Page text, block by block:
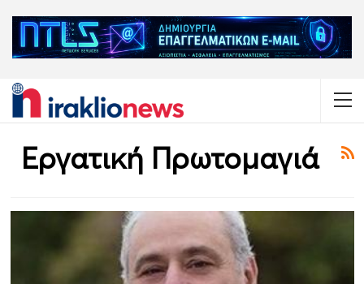
Εργατική Πρωτομαγιά